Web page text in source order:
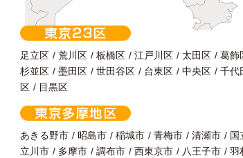
足立区
荒川区 板橋区 江戸川区 太田区 葛飾
杉並区
墨田区 世田谷区 台東区 中央区 千代
区
目黒区
あきる野市
昭島市 稲城市 青梅市 清瀬市 国
立川市
多摩市 調布市 西東京市 八王子市 羽